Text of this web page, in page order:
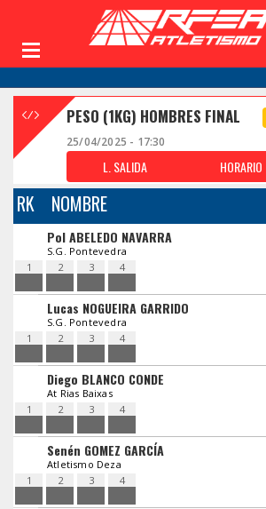
PESO (1KG) HOMBRES FINAL
25/04/2025 - 17:30
L. SALIDA HORARIO
RK NOMBRE
Pol ABELEDO NAVARRA
S.G. Pontevedra
1
2 3 4
Lucas NOGUEIRA GARRIDO
S.G. Pontevedra
1
2 3 4
Diego BLANCO CONDE
At Rias Baixas
1
2 3 4
Senén GOMEZ GARCÍA
Atletismo Deza
1
2 3 4